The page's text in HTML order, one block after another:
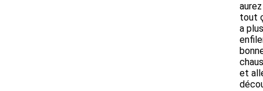
tout
a
et